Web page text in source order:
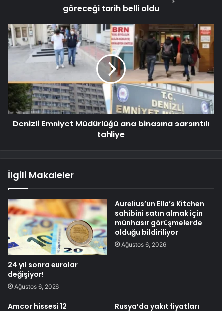
göreceği tarih belli oldu
Denizli Emniyet Müdürlüğü ana binasına sarsıntılı
tahliye
İlgili Makaleler
24 yıl sonra eurolar
değişiyor!
Ağustos 6, 2026
Aurelius’un Ella’s Kitchen
sahibini satın almak için
münhasır görüşmelerde
olduğu bildiriliyor
Ağustos 6, 2026
Amcor hissesi 12
Rusya’da yakıt fiyatları